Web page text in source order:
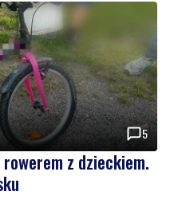
5
z dzieckiem.